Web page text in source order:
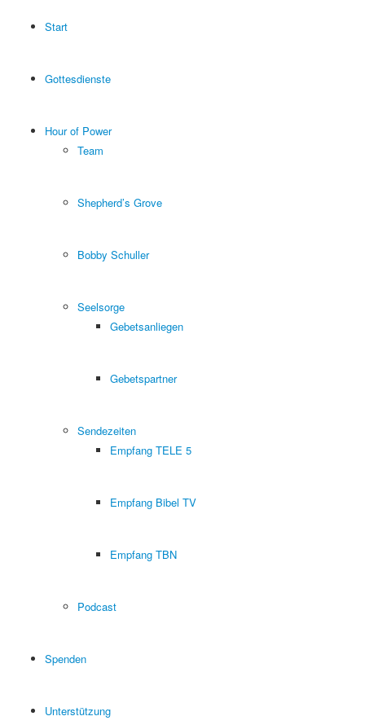
Start
Gottesdienste
Hour of Power
Team
Shepherd’s Grove
Bobby Schuller
Seelsorge
Gebetsanliegen
Gebetspartner
Sendezeiten
Empfang TELE 5
Empfang Bibel TV
Empfang TBN
Podcast
Spenden
Unterstützung